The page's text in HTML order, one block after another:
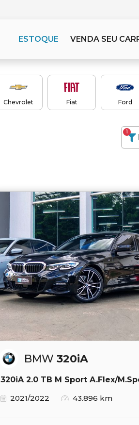
ESTOQUE VENDA SEU
Chevrolet Fiat Ford
1
BMW 320iA
320iA 2.0 TB M Sport A.Flex/
2021/2022
43.896 km